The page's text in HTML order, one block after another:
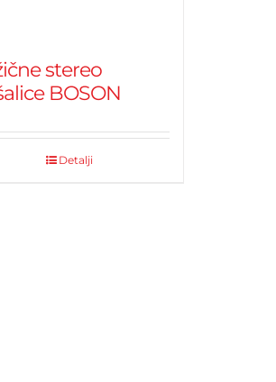
stereo
BOSON
Detalji